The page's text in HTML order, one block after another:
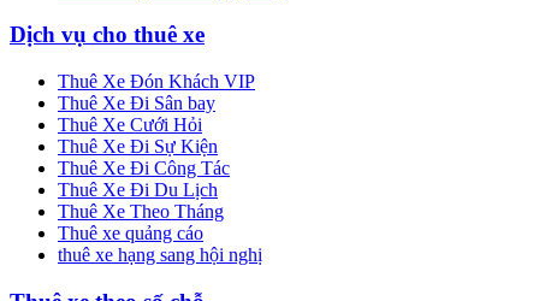
Dịch vụ cho thuê xe
Thuê Xe Đón Khách VIP
Thuê Xe Đi Sân bay
Thuê Xe Cưới Hỏi
Thuê Xe Đi Sự Kiện
Thuê Xe Đi Công Tác
Thuê Xe Đi Du Lịch
Thuê Xe Theo Tháng
Thuê xe quảng cáo
thuê xe hạng sang hội nghị